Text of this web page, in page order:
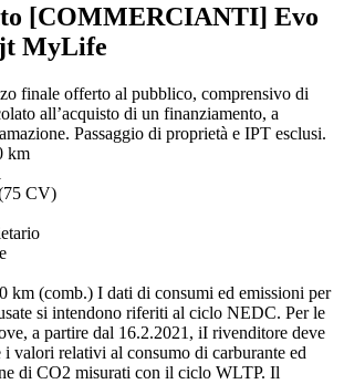
[COMMERCIANTI] Evo
MyLife
finale offerto al pubblico, comprensivo di
all’acquisto di un finanziamento, a
Passaggio di proprietà e IPT esclusi.
km
CV)
km (comb.) I dati di consumi ed emissioni per
si intendono riferiti al ciclo NEDC. Per le
a partire dal 16.2.2021, iI rivenditore deve
i valori relativi al consumo di carburante ed
di CO2 misurati con il ciclo WLTP. Il